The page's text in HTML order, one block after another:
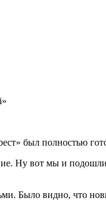
был полностью
Ну вот мы и
Было видно, что